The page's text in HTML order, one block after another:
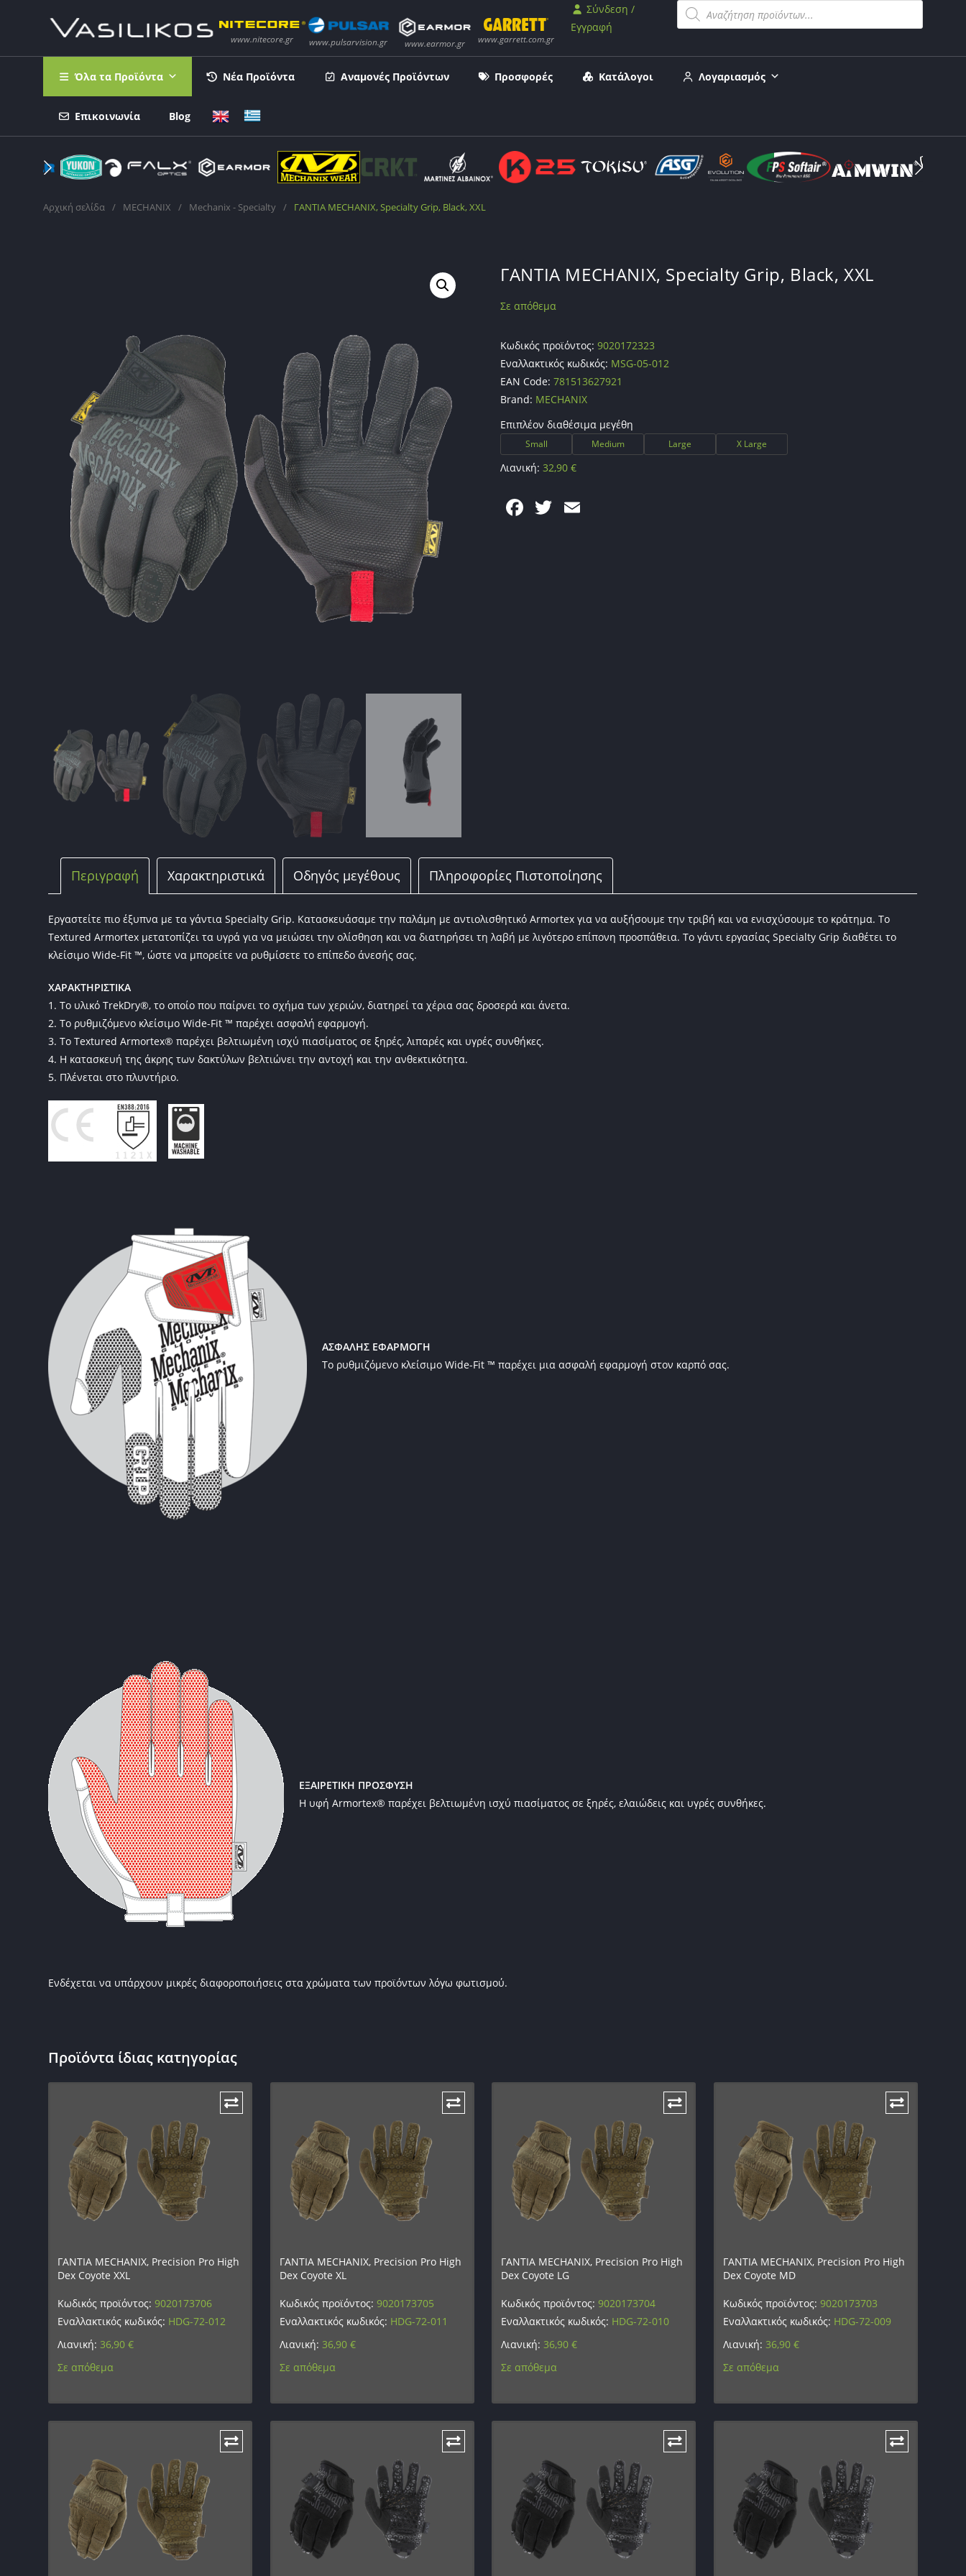
Σύνδεση /
Εγγραφή
Όλα τα Προϊόντα Νέα Προϊόντα Αναμονές Προϊόντων Προσφορές Κατάλογοι Λογαριασμός
Επικοινωνία Blog
Αρχική σελίδα / MECHANIX / Mechanix - Specialty / ΓΑΝΤΙΑ MECHANIX, Specialty Grip, Black, XXL
ΓΑΝΤΙΑ MECHANIX, Specialty Grip, Black, XXL
Σε απόθεμα
Κωδικός προϊόντος:9020172323
Εναλλακτικός κωδικός: MSG-05-012
EAN Code:781513627921
Brand: MECHANIX
Επιπλέον διαθέσιμα μεγέθη
Small Medium Large X Large
Λιανική:32,90€
F T
Περιγραφή Χαρακτηριστικά Οδηγός μεγέθους Πληροφορίες Πιστοποίησης
Εργαστείτε πιο έξυπνα με τα γάντια Specialty Grip. Κατασκευάσαμε την παλάμη με αντιολισθητικό Armortex για να αυξήσουμε την τριβή και να ενισχύσουμε το κράτημα. Το
Textured Armortex μετατοπίζει τα υγρά για να μειώσει την ολίσθηση και να διατηρήσει τη λαβή με λιγότερο επίπονη προσπάθεια. Το γάντι εργασίας Specialty Grip διαθέτει το
κλείσιμο Wide-Fit ™, ώστε να μπορείτε να ρυθμίσετε το επίπεδο άνεσής σας.
ΧΑΡΑΚΤΗΡΙΣΤΙΚΑ
1. Το υλικό TrekDry®, το οποίο που παίρνει το σχήμα των χεριών, διατηρεί τα χέρια σας δροσερά και άνετα.
2. Το ρυθμιζόμενο κλείσιμο Wide-Fit ™ παρέχει ασφαλή εφαρμογή.
3. Το Textured Armortex® παρέχει βελτιωμένη ισχύ πιασίματος σε ξηρές, λιπαρές και υγρές συνθήκες.
4. Η κατασκευή της άκρης των δακτύλων βελτιώνει την αντοχή και την ανθεκτικότητα.
5. Πλένεται στο πλυντήριο.
ΑΣΦΑΛΗΣ ΕΦΑΡΜΟΓΗ
Το ρυθμιζόμενο κλείσιμο Wide-Fit ™ παρέχει μια ασφαλή εφαρμογή στον καρπό σας.
ΕΞΑΙΡΕΤΙΚΗ ΠΡΟΣΦΥΣΗ
Η υφή Armortex® παρέχει βελτιωμένη ισχύ πιασίματος σε ξηρές, ελαιώδεις και υγρές συνθήκες.
Ενδέχεται να υπάρχουν μικρές διαφοροποιήσεις στα χρώματα των προϊόντων λόγω φωτισμού.
Προϊόντα ίδιας κατηγορίας
ΓΑΝΤΙΑ MECHANIX, Precision Pro High
Dex Coyote XXL
Κωδικός προϊόντος:9020173706
Εναλλακτικός κωδικός: HDG-72-012
Λιανική: 36,90€
Σε απόθεμα
ΓΑΝΤΙΑ MECHANIX, Precision Pro High
Dex Coyote XL
Κωδικός προϊόντος: 9020173705
Εναλλακτικός κωδικός: HDG-72-011
Λιανική: 36,90 €
Σε απόθεμα
ΓΑΝΤΙΑ MECHANIX, Precision Pro High
Dex Coyote LG
Κωδικός προϊόντος:9020173704
Εναλλακτικός κωδικός: HDG-72-010
Λιανική: 36,90€
Σε απόθεμα
ΓΑΝΤΙΑ MECHANIX, Precision Pro High
Dex Coyote MD
Κωδικός προϊόντος: 9020173703
Εναλλακτικός κωδικός: HDG-72-009
Λιανική: 36,90 €
Σε απόθεμα